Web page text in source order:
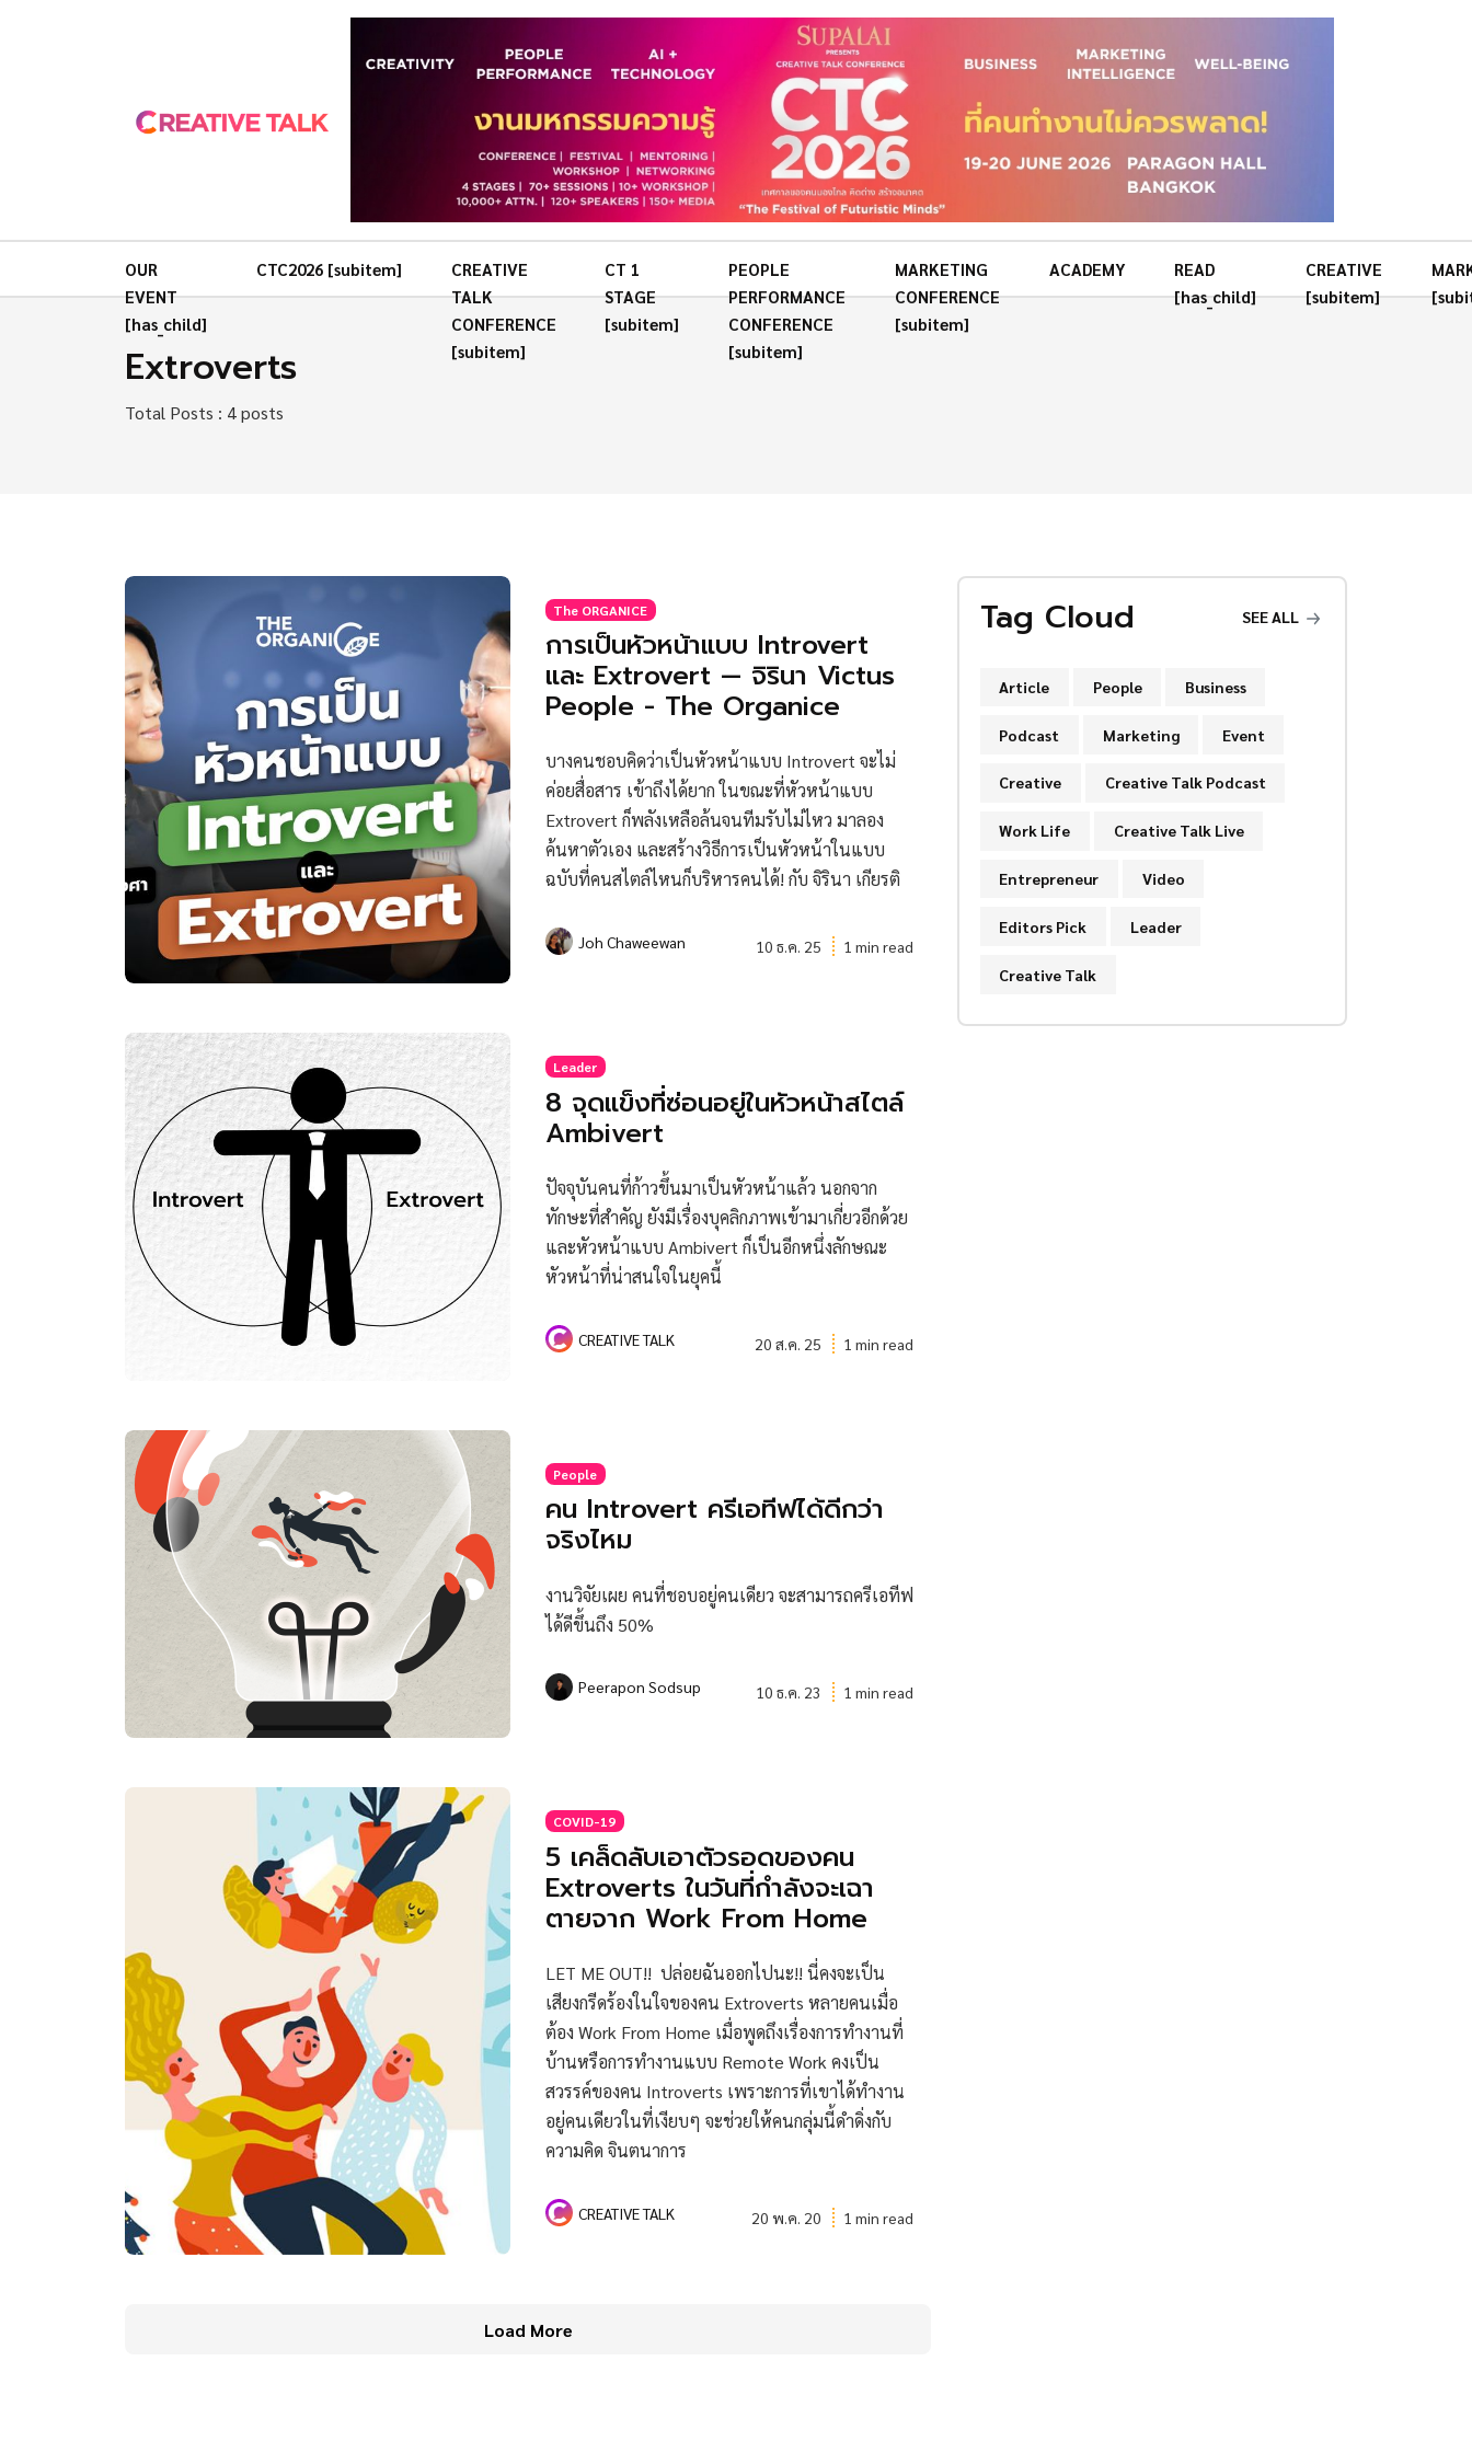
OUR
EVENT
[has_child]
CTC2026 [subitem]
CREATIVE
TALK
CONFERENCE
[subitem]
CT 1
STAGE
[subitem]
PEOPLE
PERFORMANCE
CONFERENCE
[subitem]
MARKETING
CONFERENCE
[subitem]
ACADEMY
READ
[has_child]
CREATIVE
[subitem]
Extroverts
Total Posts : 4 posts
The ORGANICE
การเป็นหัวหน้าแบบ Introvert
และ Extrovert — จิรินา Victus
People - The Organice
บางคนชอบคิดว่าเป็นหัวหน้าแบบ Introvert จะไม่
ค่อยสื่อสาร เข้าถึงได้ยาก ในขณะที่หัวหน้าแบบ
Extrovert ก็พลังเหลือล้นจนทีมรับไม่ไหว มาลอง
ค้นหาตัวเอง และสร้างวิธีการเป็นหัวหน้าในแบบ
ฉบับที่คนสไตล์ไหนก็บริหารคนได้! กับ จิรินา เกียรติ
Joh Chaweewan 10 ธ.ค. 25 1 min read
Leader
8 จุดแข็งที่ซ่อนอยู่ในหัวหน้าสไตล์
Ambivert
ปัจจุบันคนที่ก้าวขึ้นมาเป็นหัวหน้าแล้ว นอกจาก
ทักษะที่สำคัญ ยังมีเรื่องบุคลิกภาพเข้ามาเกี่ยวอีกด้วย
และหัวหน้าแบบ Ambivert ก็เป็นอีกหนึ่งลักษณะ
หัวหน้าที่น่าสนใจในยุคนี้
CREATIVE TALK 20 ส.ค. 25 1 min read
People
คน Introvert ครีเอทีฟได้ดีกว่า
จริงไหม
งานวิจัยเผย คนที่ชอบอยู่คนเดียว จะสามารถครีเอทีฟ
ได้ดีขึ้นถึง 50%
Peerapon Sodsup 10 ธ.ค. 23 1 min read
COVID-19
5 เคล็ดลับเอาตัวรอดของคน
Extroverts ในวันที่กำลังจะเฉา
ตายจาก Work From Home
LET ME OUT!! ปล่อยฉันออกไปนะ!! นี่คงจะเป็น
เสียงกรีดร้องในใจของคน Extroverts หลายคนเมื่อ
ต้อง Work From Home เมื่อพูดถึงเรื่องการทำงานที่
บ้านหรือการทำงานแบบ Remote Work คงเป็น
สวรรค์ของคน Introverts เพราะการที่เขาได้ทำงาน
อยู่คนเดียวในที่เงียบๆ จะช่วยให้คนกลุ่มนี้ดำดิ่งกับ
ความคิด จินตนาการ
CREATIVE TALK 20 พ.ค. 20 1 min read
Load More
Tag Cloud SEE ALL
Article People Business
Podcast Marketing Event
Creative Creative Talk Podcast
Work Life Creative Talk Live
Entrepreneur Video
Editors Pick Leader
Creative Talk